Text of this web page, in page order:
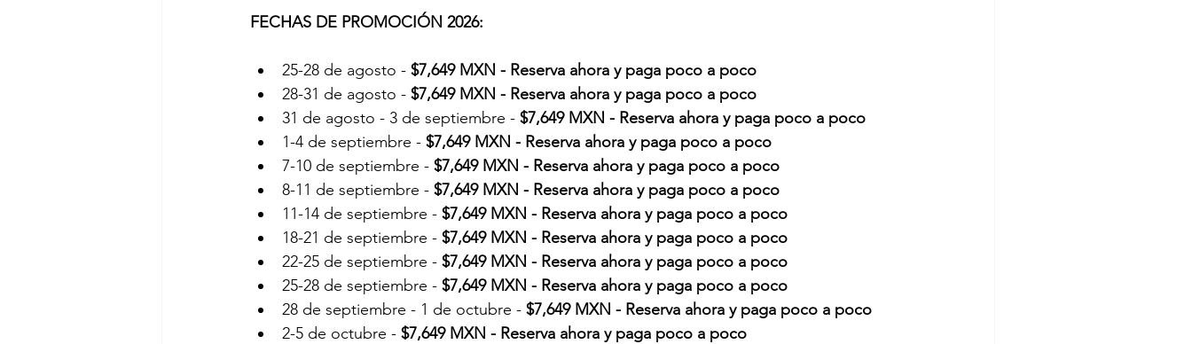
FECHAS DE PROMOCIÓN 2026:
25-28 de agosto - $7,649 MXN - Reserva ahora y paga poco a poco
28-31 de agosto - $7,649 MXN - Reserva ahora y paga poco a poco
31 de agosto - 3 de septiembre - $7,649 MXN - Reserva ahora y paga poco a poco
1-4 de septiembre - $7,649 MXN - Reserva ahora y paga poco a poco
7-10 de septiembre - $7,649 MXN - Reserva ahora y paga poco a poco
8-11 de septiembre - $7,649 MXN - Reserva ahora y paga poco a poco
11-14 de septiembre - $7,649 MXN - Reserva ahora y paga poco a poco
18-21 de septiembre - $7,649 MXN - Reserva ahora y paga poco a poco
22-25 de septiembre - $7,649 MXN - Reserva ahora y paga poco a poco
25-28 de septiembre - $7,649 MXN - Reserva ahora y paga poco a poco
28 de septiembre - 1 de octubre - $7,649 MXN - Reserva ahora y paga poco a poco
2-5 de octubre - $7,649 MXN - Reserva ahora y paga poco a poco